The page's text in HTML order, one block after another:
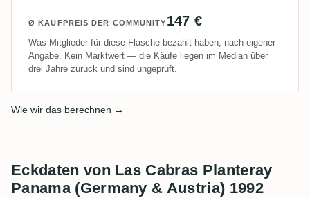
Ø KAUFPREIS DER COMMUNITY 147 €
Was Mitglieder für diese Flasche bezahlt haben, nach eigener
Angabe. Kein Marktwert — die Käufe liegen im Median über
drei Jahre zurück und sind ungeprüft.
Wie wir das berechnen →
Eckdaten von Las Cabras Planteray
Panama (Germany & Austria) 1992